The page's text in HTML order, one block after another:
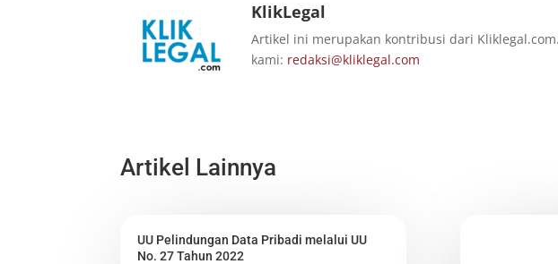
KlikLegal
Artikel ini merupakan kontribusi dari
kami: redaksi@kliklegal.com
Artikel Lainnya
UU Pelindungan Data Pribadi melalui UU
No. 27 Tahun 2022